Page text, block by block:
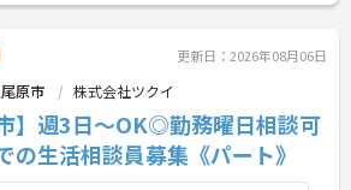
更新日：2026年08月06日
原市 株式会社ツクイ
】週3日～OK◎勤務曜日相談可
生活相談員募集《パート》